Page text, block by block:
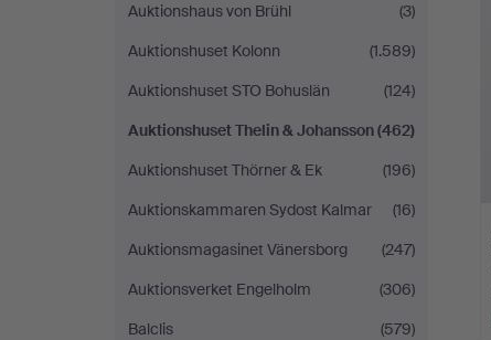
Auktionshaus von Brühl
(3)
Auktionshuset Kolonn
(1.589)
Auktionshuset STO Bohuslän
(124)
Auktionshuset Thelin & Johansson(462)
Auktionshuset Thörner & Ek
(196)
Auktionskammaren Sydost Kalmar
(16)
Auktionsmagasinet Vänersborg
(247)
Auktionsverket Engelholm
(306)
Balclis
(579)